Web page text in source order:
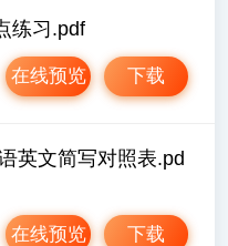
练习.pdf
下载
在线预览
英文简写对照表.pd
下载
在线预览